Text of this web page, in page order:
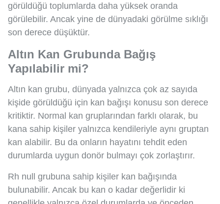
görüldüğü toplumlarda daha yüksek oranda
görülebilir. Ancak yine de dünyadaki görülme sıklığı
son derece düşüktür.
Altın Kan Grubunda Bağış
Yapılabilir mi?
Altın kan grubu, dünyada yalnızca çok az sayıda
kişide görüldüğü için kan bağışı konusu son derece
kritiktir. Normal kan gruplarından farklı olarak, bu
kana sahip kişiler yalnızca kendileriyle aynı gruptan
kan alabilir. Bu da onların hayatını tehdit eden
durumlarda uygun donör bulmayı çok zorlaştırır.
Rh null grubuna sahip kişiler kan bağışında
bulunabilir. Ancak bu kan o kadar değerlidir ki